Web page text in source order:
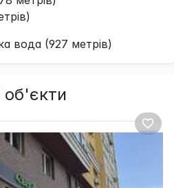
вода (927 метрів)
об'єкти